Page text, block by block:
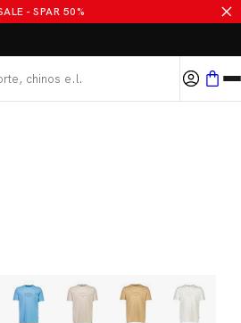
- SPAR 50%